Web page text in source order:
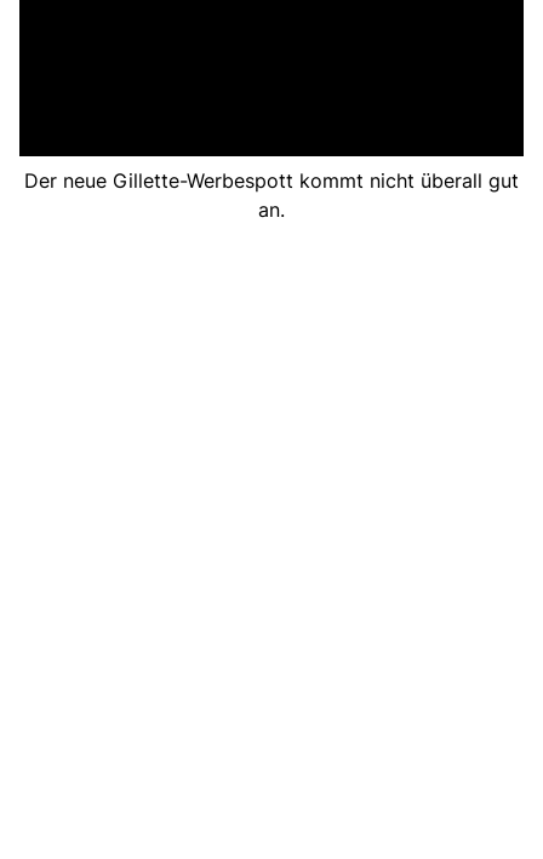
Der neue Gillette-Werbespott kommt nicht überall gut
an.